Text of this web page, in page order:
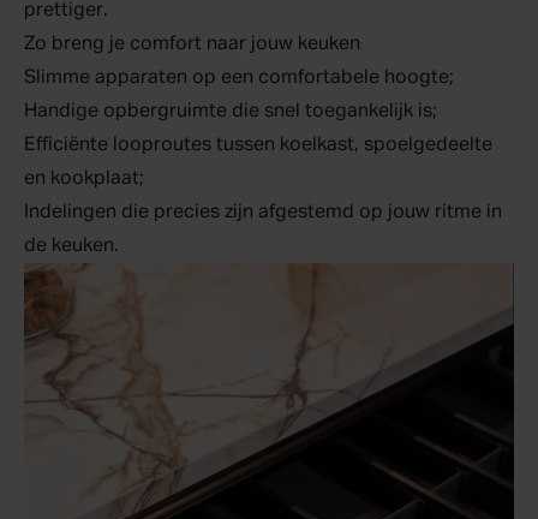
prettiger.
Zo breng je comfort naar jouw keuken
Slimme apparaten op een comfortabele hoogte;
Handige opbergruimte die snel toegankelijk is;
Efficiënte looproutes tussen koelkast, spoelgedeelte
en kookplaat;
Indelingen die precies zijn afgestemd op jouw ritme in
de keuken.